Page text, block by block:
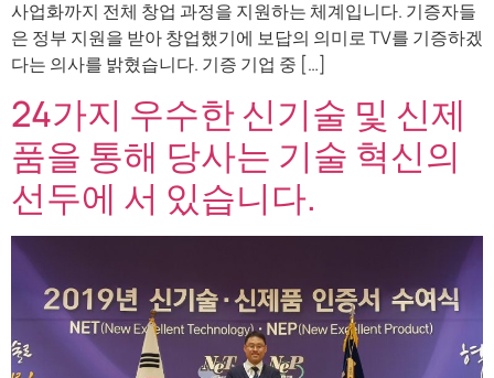
사업화까지 전체 창업 과정을 지원하는 체계입니다. 기증자들
은 정부 지원을 받아 창업했기에 보답의 의미로 TV를 기증하겠
다는 의사를 밝혔습니다. 기증 기업 중 […]
24가지 우수한 신기술 및 신제
품을 통해 당사는 기술 혁신의
선두에 서 있습니다.